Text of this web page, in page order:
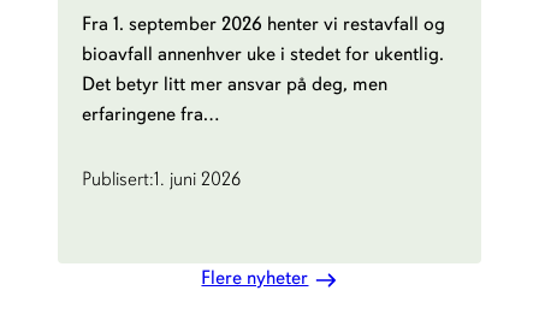
Fra 1. september 2026 henter vi restavfall og
bioavfall annenhver uke i stedet for ukentlig.
Det betyr litt mer ansvar på deg, men
erfaringene fra…
Publisert:1. juni 2026
Flere nyheter